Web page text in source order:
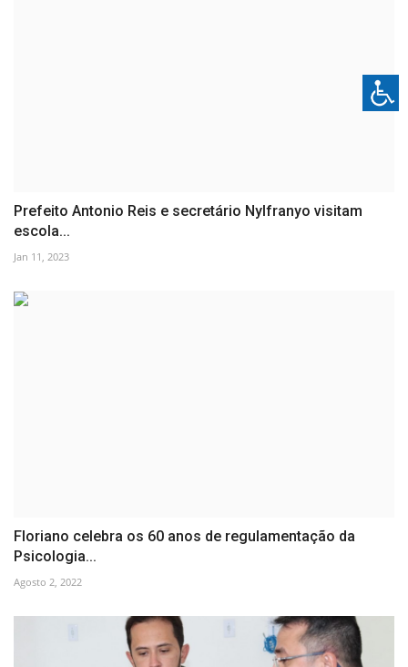
Prefeito Antonio Reis e secretário Nylfranyo visitam
escola...
Jan 11, 2023
Floriano celebra os 60 anos de regulamentação da
Psicologia...
Agosto 2, 2022